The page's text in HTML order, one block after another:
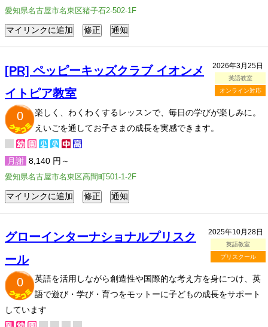
愛知県名古屋市名東区猪子石2-502-1F
2026年3月25日
英語教室
オンライン対応
[PR] ペッピーキッズクラブ イオンメ
イトピア教室
0
楽しく、わくわくするレッスンで、毎日の学びが楽しみに。
えいごを通してお子さまの成長を実感できます。
月謝 8,140 円～
愛知県名古屋市名東区高間町501-1-2F
2025年10月28日
英語教室
プリスクール
グローインターナショナルプリスク
ール
0
英語を活用しながら創造性や国際的な考え方を身につけ、英
語で遊び・学び・育つをモットーに子どもの成長をサポート
しています